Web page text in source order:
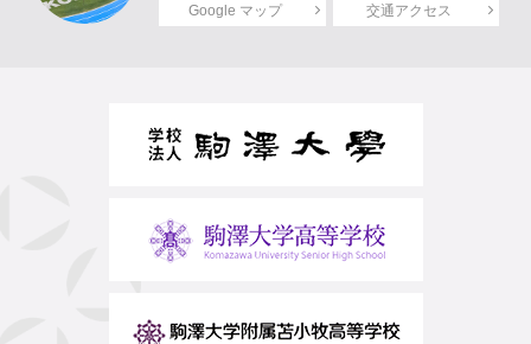
Google マップ 交通アクセス